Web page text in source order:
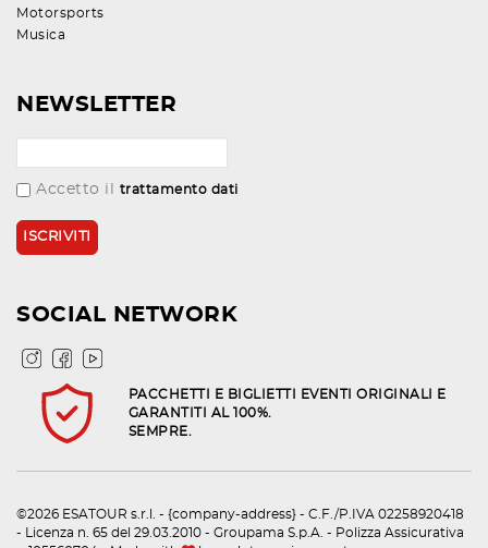
Motorsports
Musica
NEWSLETTER
Accetto il trattamento dati
SOCIAL NETWORK
PACCHETTI E BIGLIETTI EVENTI ORIGINALI E
GARANTITI AL 100%.
SEMPRE.
©2026 ESATOUR s.r.l. - {company-address} - C.F./P.IVA 02258920418
- Licenza n. 65 del 29.03.2010 - Groupama S.p.A. - Polizza Assicurativa